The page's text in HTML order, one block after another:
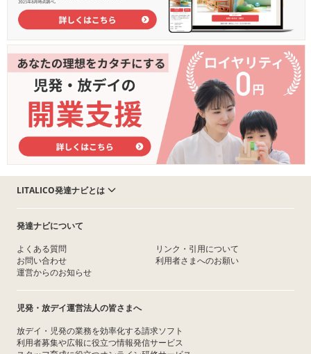
LITALICO発達ナビとは
発達ナビについて
よくある質問
お問い合わせ
運営からのお知らせ
リンク・引用について
利用者さまへのお願い
児発・放デイ運営法人の皆さまへ
放デイ・児発の業務を効率化する請求ソフト
利用者募集や広報に役立つ情報発信サービス